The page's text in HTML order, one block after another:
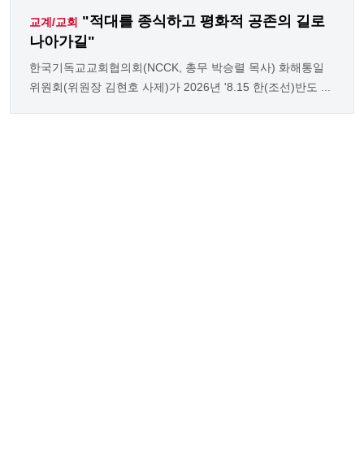
교계/교회 "적대를 종식하고 평화적 공존의 길로
나아가길"
한국기독교교회협의회(NCCK, 총무 박승렬 목사) 화해통일
위원회(위원장 김현호 사제)가 2026년 '8.15 한(조선)반도 ...